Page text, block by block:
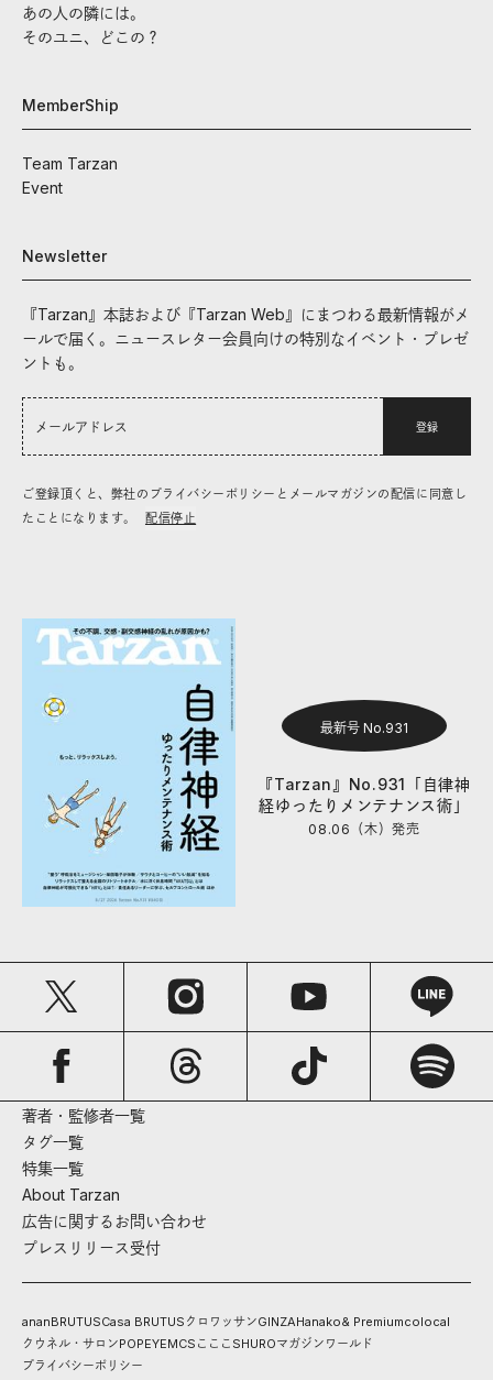
あの人の隣には。
そのユニ、どこの？
MemberShip
Team Tarzan
Event
Newsletter
『Tarzan』本誌および『Tarzan Web』にまつわる最新情報がメ
ールで届く。ニュースレター会員向けの特別なイベント・プレゼ
ントも。
登録
ご登録頂くと、弊社のプライバシーポリシーとメールマガジンの配信に同意し
たことになります。
配信停止
最新号 No.931
『Tarzan』No.931「自律神
経ゆったりメンテナンス術」
08.06（木）発売
著者・監修者一覧
タグ一覧
特集一覧
About Tarzan
広告に関するお問い合わせ
プレスリリース受付
ananBRUTUSCasa BRUTUS クロワッサンGINZAHanako& Premiumcolocal
クウネル・サロンPOPEYEMCS こここ SHUROマガジンワールド
プライバシーポリシー